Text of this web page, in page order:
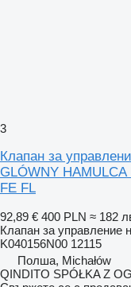
3
Клапан за
GLÓWNY HAMULCA
FE FL
92,89 € 400 PLN ≈ 182
Клапан за управление
K040156N00 12115
Полша, Michałów
QINDITO SPÓŁKA Z